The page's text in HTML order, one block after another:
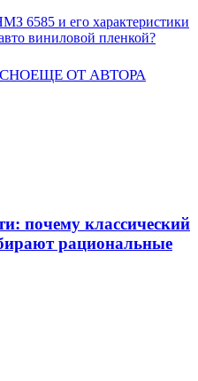
6585 и его характеристики
виниловой пленкой?
ЕЩЕ ОТ АВТОРА
почему классический
рациональные